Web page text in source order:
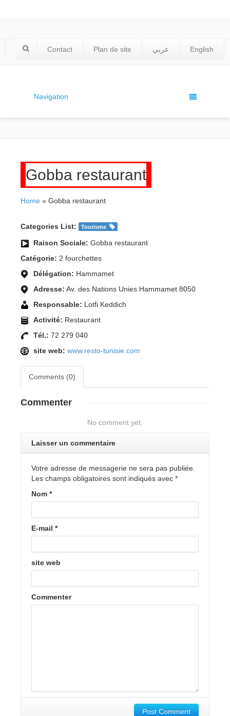
Contact Plan de site عربي English
Navigation
Gobba restaurant
Home » Gobba restaurant
Categories List: Tourisme
Raison Sociale: Gobba restaurant
Catégorie: 2 fourchettes
Délégation: Hammamet
Adresse: Av. des Nations Unies Hammamet 8050
Responsable: Lotfi Keddich
Activité: Restaurant
Tél.: 72 279 040
site web: www.resto-tunisie.com
Comments (0)
Commenter
No comment yet.
Laisser un commentaire
Votre adresse de messagerie ne sera pas publiée.
Les champs obligatoires sont indiqués avec *
Nom *
E-mail *
site web
Commenter
Post Comment